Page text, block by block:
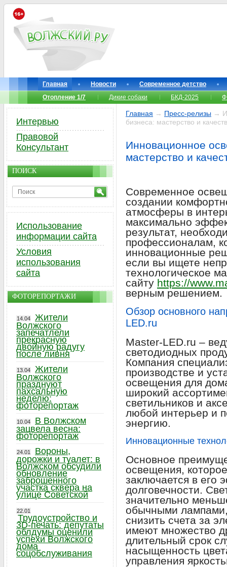
Главная Новости
Современное детство
Отопление 1/7
Дикие собаки БКД-2025
Главная → Пресс-релизы →
бизнеса: мастерство и
Инновационное
мастерство и
Современное
создании
атмосферы в
максимально
результат,
профессионалам,
инновационные
если вы ищете
технологическое
сайту https://
верным решением.
Обзор основного
LED.ru
Master-LED.ru –
светодиодных
Компания
производстве и
освещения для
широкий
светильников и
любой интерьер и
энергию.
Инновационные
Основное
освещения,
заключается в его
долговечности.
значительно
обычными лампами,
снизить счета за
имеют множество
длительный срок
насыщенность
управления
Интервью
Правовой
Консультант
ПОИСК
Использование
информации сайта
Условия
использования
сайта
ФОТОРЕПОРТАЖИ
14.04
Жители
Волжского
запечатлели
прекрасную
двойную радугу
после ливня
13.04
Жители
Волжского
празднуют
пахсальную
неделю:
фоторепортаж
10.04
В Волжском
зацвела весна:
фоторепортаж
24.01
Вороны,
дорожки и туалет: в
Волжском обсудили
обновление
заброшенного
участка сквера на
улице Советской
22.01
Трудоустройство и
3D-печать: депутаты
облдумы оценили
успехи Волжского
дома
соцобслуживания